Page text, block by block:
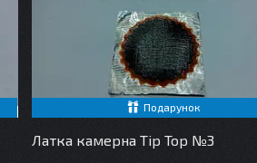
Подарунок
Латка камерна Tip Top №3